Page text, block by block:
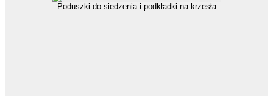
Poduszki do siedzenia i podkładki na krzesła